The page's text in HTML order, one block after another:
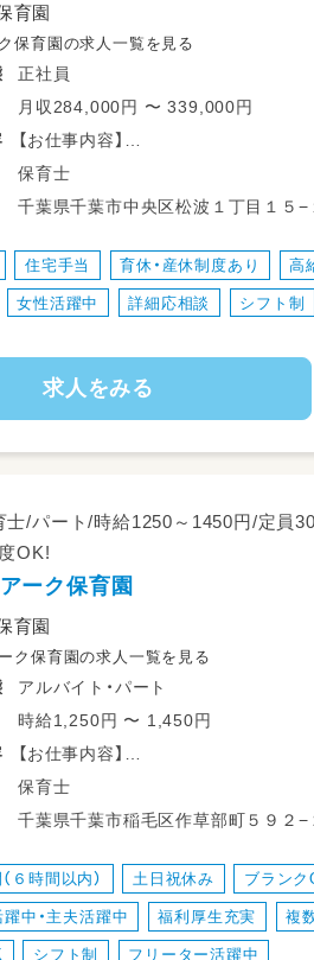
育園
保育園の求人一覧を見る
正社員
月収284,000円 〜 339,000円
【お仕事内容】
保育業務全般お願いしています！
・園児の日常生活支援全般（食事介助
ブランクありや未経験でも丁寧にフ
保育士
千葉県千葉市中央区松波１丁目１５
住宅手当 育休・産休制度あり 高
女性活躍中 詳細応相談 シフト制
求人をみる
士/パート/時給1250～1450円/定員
OK!
ーク保育園
育園
ク保育園の求人一覧を見る
アルバイト・パート
時給1,250円 〜 1,450円
【お仕事内容】
保育業務全般お願いしています！
・園児の日常生活支援全般（遊びの見
・他スタッフの休憩フォロー
ブランクありや未経験でも丁寧にフ
保育士
千葉県千葉市稲毛区作草部町５９２−２ 千葉都市モノレール２号線 作草部駅
６時間以内） 土日祝休み ブランク
躍中・主夫活躍中 福利厚生充実 複
シフト制 フリーター活躍中